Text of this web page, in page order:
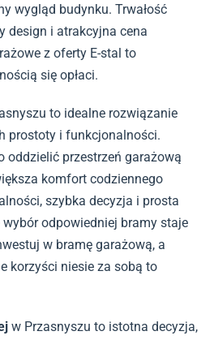
wygląd budynku. Trwałość
design i atrakcyjna cena
z oferty E-stal to
się opłaci.
to idealne rozwiązanie
prostoty i funkcjonalności.
oddzielić przestrzeń garażową
komfort codziennego
szybka decyzja i prosta
odpowiedniej bramy staje
w bramę garażową, a
korzyści niesie za sobą to
w Przasnyszu to istotna decyzja,